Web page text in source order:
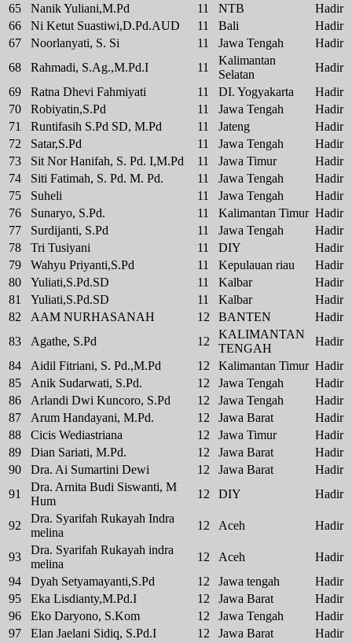
65 Nanik Yuliani,M.Pd 11 NTB
Hadir
66
Ni Ketut Suastiwi,D.Pd.AUD 11 Bali
Hadir
67
Noorlanyati, S. Si 11 Jawa Tengah
Hadir
68
Rahmadi, S.Ag.,M.Pd.I 11
Kalimantan
Selatan
Hadir
69
Ratna Dhevi Fahmiyati 11 DI. Yogyakarta
Hadir
70
Robiyatin,S.Pd 11 Jawa Tengah
Hadir
71
Runtifasih S.Pd SD, M.Pd 11 Jateng
Hadir
72
Satar,S.Pd 11 Jawa Tengah
Hadir
73
Sit Nor Hanifah, S. Pd. I,M.Pd 11 Jawa Timur
Hadir
74
Siti Fatimah, S. Pd. M. Pd. 11 Jawa Tengah
Hadir
75
Suheli 11 Jawa Tengah
Hadir
76
Sunaryo, S.Pd. 11 Kalimantan Timur Hadir
77
Surdijanti, S.Pd 11 Jawa Tengah
Hadir
78
Tri Tusiyani 11 DIY
Hadir
79
Wahyu Priyanti,S.Pd 11 Kepulauan riau
Hadir
80
Yuliati,S.Pd.SD 11 Kalbar
Hadir
81
Yuliati,S.Pd.SD 11 Kalbar
Hadir
82
AAM NURHASANAH 12 BANTEN
Hadir
83
Agathe, S.Pd 12
KALIMANTAN
TENGAH
Hadir
84
Aidil Fitriani, S. Pd.,M.Pd 12 Kalimantan Timur Hadir
85
Anik Sudarwati, S.Pd. 12 Jawa Tengah
Hadir
86
Arlandi Dwi Kuncoro, S.Pd 12 Jawa Tengah
Hadir
87
Arum Handayani, M.Pd. 12 Jawa Barat
Hadir
88
Cicis Wediastriana 12 Jawa Timur
Hadir
89
Dian Sariati, M.Pd. 12 Jawa Barat
Hadir
90
Dra. Ai Sumartini Dewi 12 Jawa Barat
Hadir
91
Dra. Arnita Budi Siswanti, M
Hum
12 DIY Hadir
92
Dra. Syarifah Rukayah Indra
melina
12 Aceh Hadir
93
Dra. Syarifah Rukayah indra
melina
12 Aceh
Hadir
94
Dyah Setyamayanti,S.Pd 12 Jawa tengah
Hadir
95
Eka Lisdianty,M.Pd.I 12 Jawa Barat
Hadir
96
Eko Daryono, S.Kom 12 Jawa Tengah
Hadir
97
Elan Jaelani Sidiq, S.Pd.I 12 Jawa Barat
Hadir